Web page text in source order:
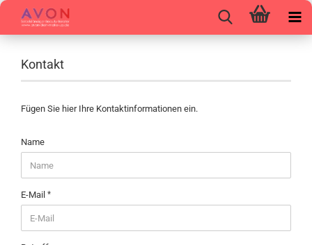
Kontakt
Fügen Sie hier Ihre Kontaktinformationen ein.
KONTAKT
Name
E-Mail